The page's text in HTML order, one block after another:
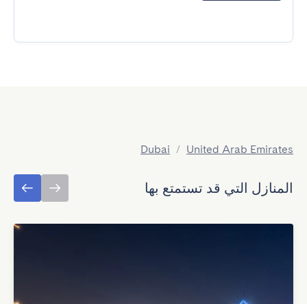
United Arab Emirates
/
Dubai
المنازل التي قد تستمتع بها